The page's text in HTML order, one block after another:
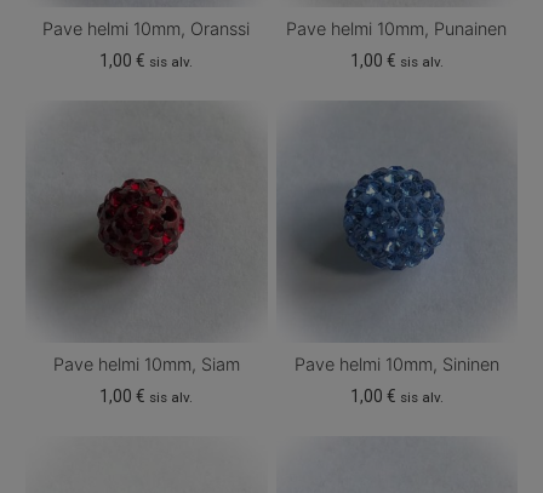
Pave helmi 10mm, Oranssi
1,00€ sis alv.
Pave helmi 10mm, Punainen
1,00 € sis alv.
Pave helmi 10mm, Siam
1,00€ sis alv.
Pave helmi 10mm, Sininen
1,00 € sis alv.